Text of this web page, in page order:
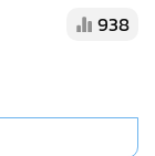
วโตมาแล้ว ลือ
อมูลกลับไปให้
938